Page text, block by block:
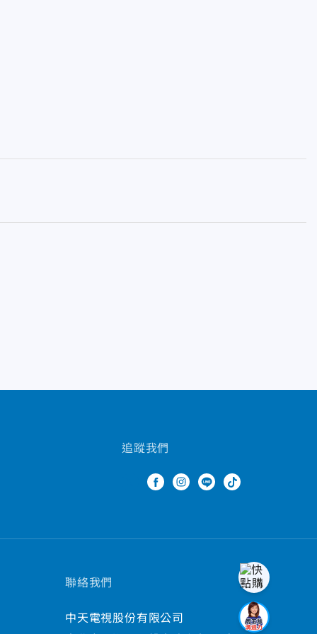
追蹤我們
聯絡我們
中天電視股份有限公司